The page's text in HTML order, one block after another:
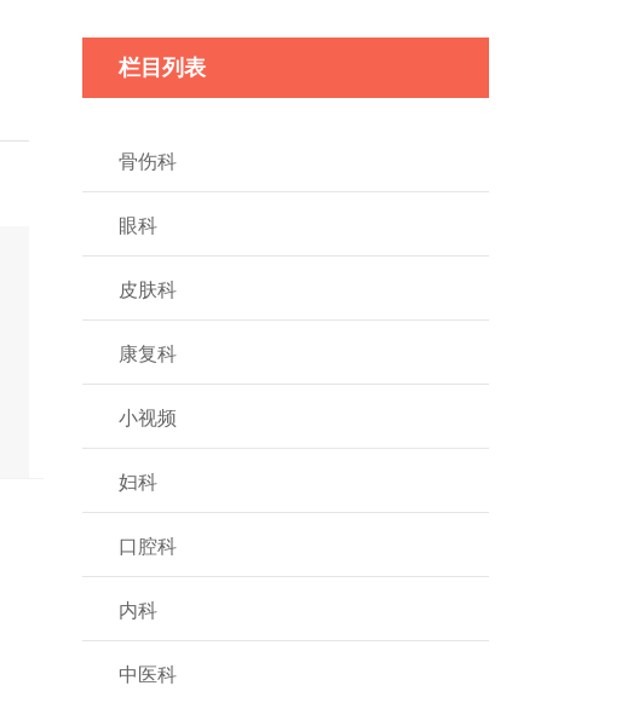
栏目列表
骨伤科
眼科
皮肤科
康复科
小视频
妇科
口腔科
内科
中医科